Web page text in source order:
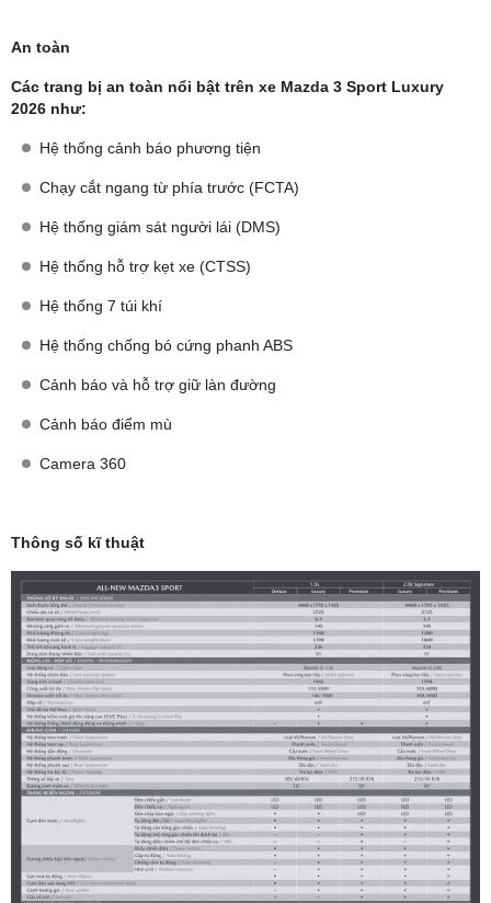
An toàn
Các trang bị an toàn nổi bật trên xe Mazda 3 Sport Luxury
2026 như:
Hệ thống cảnh báo phương tiện
Chạy cắt ngang từ phía trước (FCTA)
Hệ thống giám sát người lái (DMS)
Hệ thống hỗ trợ kẹt xe (CTSS)
Hệ thống 7 túi khí
Hệ thống chống bó cứng phanh ABS
Cảnh báo và hỗ trợ giữ làn đường
Cảnh báo điểm mù
Camera 360
Thông số kĩ thuật